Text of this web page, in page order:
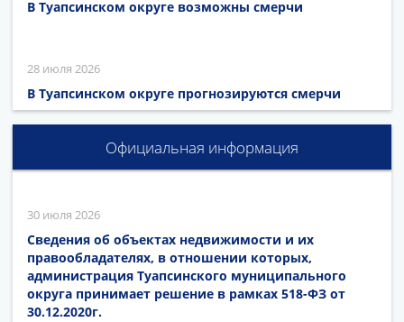
В Туапсинском округе возможны смерчи
28 июля 2026
В Туапсинском округе прогнозируются смерчи
Официальная информация
30 июля 2026
Сведения об объектах недвижимости и их
правообладателях, в отношении которых,
администрация Туапсинского муниципального
округа принимает решение в рамках 518-ФЗ от
30.12.2020г.